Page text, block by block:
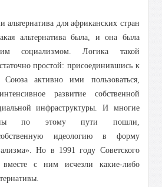
для африканских стран
альтернатива была, и она была
социализмом. Логика такой
простой: присоединившись к
Союза активно ими пользоваться,
развитие собственной
инфраструктуры. И многие
по этому пути пошли,
идеологию в форму
Но в 1991 году Советского
с ним исчезли какие-либо